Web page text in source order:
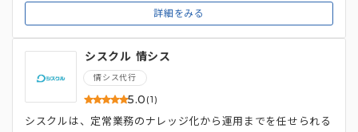
詳細をみる
シスクル 情シス
情シス代行
5.0 (1)
シスクルは、定常業務のナレッジ化から運用までを任せられる